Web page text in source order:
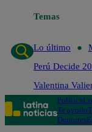
Temas
Lo último
Perú Decide
Valentina
Política
Te ayudo
Deportes